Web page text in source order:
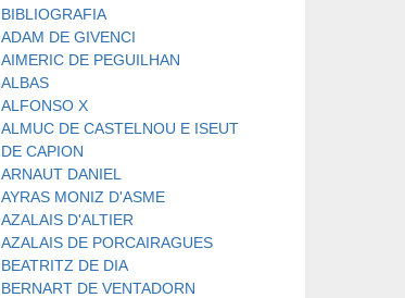
BIBLIOGRAFIA
ADAM DE GIVENCI
AIMERIC DE PEGUILHAN
ALBAS
ALFONSO X
ALMUC DE CASTELNOU E ISEUT
DE CAPION
ARNAUT DANIEL
AYRAS MONIZ D'ASME
AZALAIS D'ALTIER
AZALAIS DE PORCAIRAGUES
BEATRITZ DE DIA
BERNART DE VENTADORN